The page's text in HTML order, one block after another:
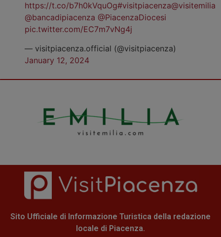
https://t.co/b7h0kVquOg#visitpiacenza@visitemilia
@bancadipiacenza @PiacenzaDiocesi
pic.twitter.com/EC7m7vNg4j
— visitpiacenza.official (@visitpiacenza)
January 12, 2024
Sito Ufficiale di Informazione Turistica della redazione
locale di Piacenza.